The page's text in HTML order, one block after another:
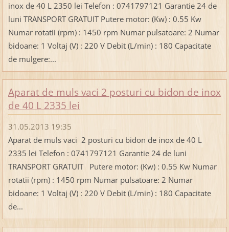
inox de 40 L 2350 lei Telefon : 0741797121 Garantie 24 de
luni TRANSPORT GRATUIT Putere motor: (Kw) : 0.55 Kw
Numar rotatii (rpm) : 1450 rpm Numar pulsatoare: 2 Numar
bidoane: 1 Voltaj (V) : 220 V Debit (L/min) : 180 Capacitate
de mulgere:...
Aparat de muls vaci 2 posturi cu bidon de inox
de 40 L 2335 lei
31.05.2013 19:35
Aparat de muls vaci 2 posturi cu bidon de inox de 40 L
2335 lei Telefon : 0741797121 Garantie 24 de luni
TRANSPORT GRATUIT Putere motor: (Kw) : 0.55 Kw Numar
rotatii (rpm) : 1450 rpm Numar pulsatoare: 2 Numar
bidoane: 1 Voltaj (V) : 220 V Debit (L/min) : 180 Capacitate
de...